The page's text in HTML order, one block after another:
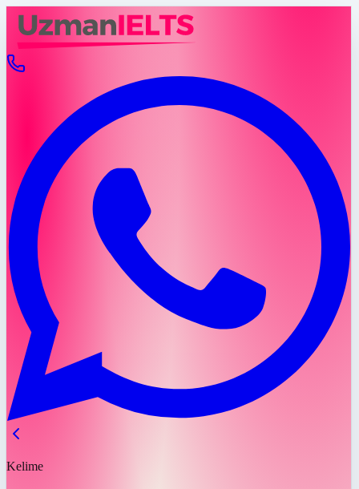
Kelime